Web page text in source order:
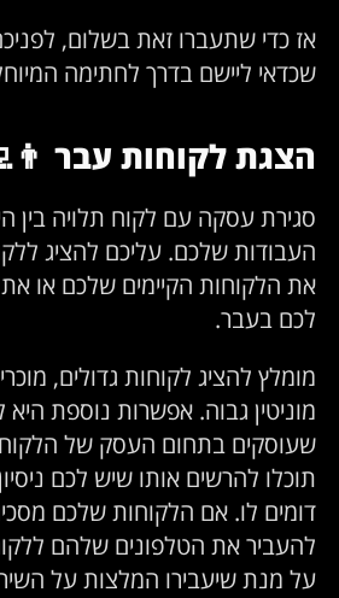
אז כדי שתעברו זאת בשלום,
שכדאי ליישם בדרך לחתימה
הצגת לקוחות עבר
סגירת עסקה עם לקוח תלויה בין
העבודות שלכם. עליכם להציג
את הלקוחות הקיימים שלכם או
לכם בעבר.
מומלץ להציג לקוחות גדולים,
מוניטין גבוה. אפשרות נוספת היא
שעוסקים בתחום העסק של הלקוח
תוכלו להרשים אותו שיש לכם
דומים לו. אם הלקוחות שלכם
להעביר את הטלפונים שלהם
על מנת שיעבירו המלצות על